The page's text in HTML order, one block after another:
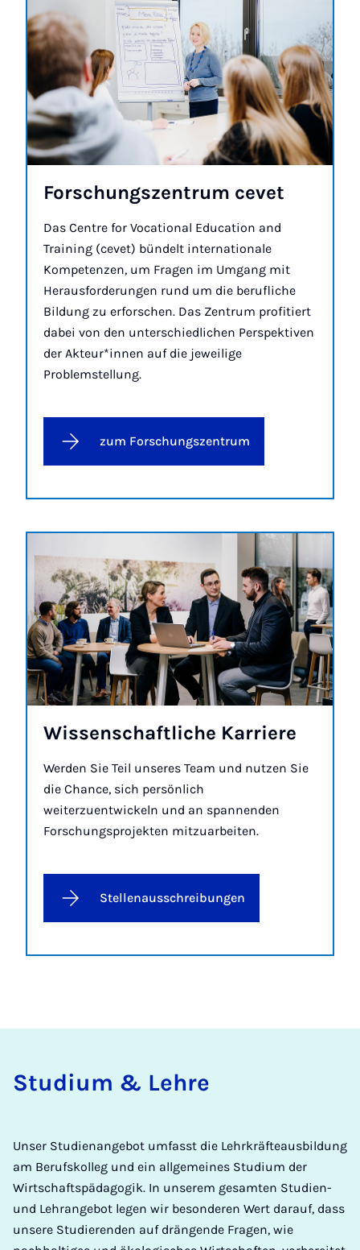
For­schungs­zen­trum ce­vet
Das Centre for Vocational Education and
Training (cevet) bündelt internationale
Kompetenzen, um Fragen im Umgang mit
Herausforderungen rund um die berufliche
Bildung zu erforschen. Das Zentrum profitiert
dabei von den unterschiedlichen Perspektiven
der Akteur*innen auf die jeweilige
Problemstellung.
zum Forschungszentrum
Wis­sen­schaft­li­che Kar­rie­re
Werden Sie Teil unseres Team und nutzen Sie
die Chance, sich persönlich
weiterzuentwickeln und an spannenden
Forschungsprojekten mitzuarbeiten.
Stellenausschreibungen
Studium & Lehre
Unser Studienangebot umfasst die Lehrkräfteausbildung
am Berufskolleg und ein allgemeines Studium der
Wirtschaftspädagogik. In unserem gesamten Studien-
und Lehrangebot legen wir besonderen Wert darauf, dass
unsere Studierenden auf drängende Fragen, wie